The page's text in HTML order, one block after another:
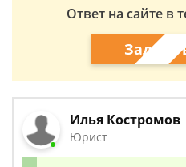
Ответ на сайте в
Задать
Илья Костромов
Юрист